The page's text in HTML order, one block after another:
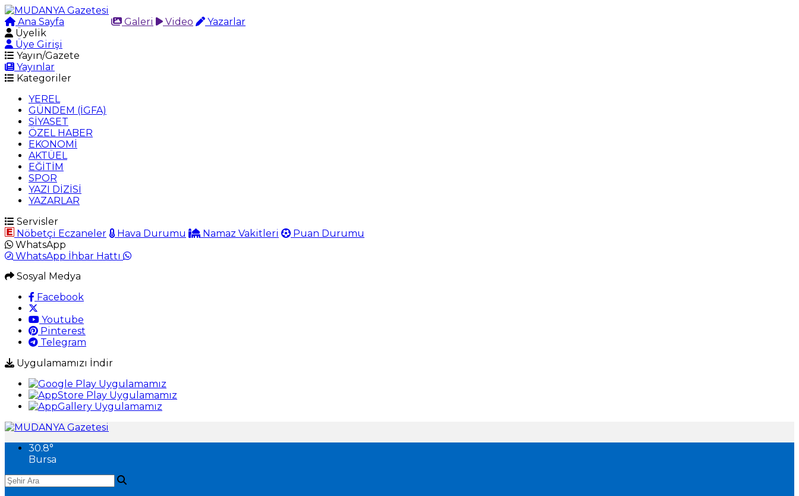
Ana Sayfa Galeri Video
Yazarlar
Üyelik
Üye Girişi
Yayın/Gazete
Yayınlar
Kategoriler
YEREL
GÜNDEM (İGFA)
SİYASET
ÖZEL HABER
EKONOMİ
AKTÜEL
EĞİTİM
SPOR
YAZI DİZİSİ
YAZARLAR
Servisler
Nöbetçi Eczaneler
Hava Durumu Namaz Vakitleri
Puan Durumu
WhatsApp
WhatsApp İhbar Hattı
Sosyal Medya
Facebook
Youtube
Pinterest
Telegram
Uygulamamızı İndir
30.8°
Bursa